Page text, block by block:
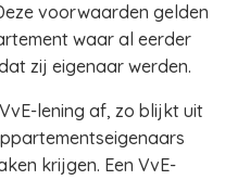
voorwaarden gelden
waar al eerder
zij eigenaar werden.
lening af, zo blijkt uit
krijgen. Een VvE-